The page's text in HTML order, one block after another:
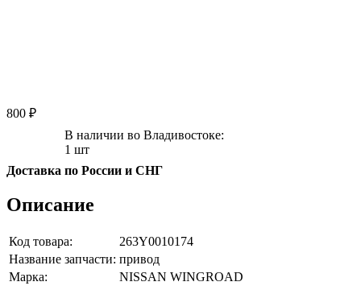
800 ₽
В наличии во Владивостоке:
1 шт
Доставка по России и СНГ
Описание
Код товара:
263Y0010174
Название запчасти: привод
Марка:
NISSAN WINGROAD